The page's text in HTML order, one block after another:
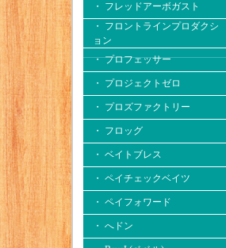
・ フレッドアーボガスト
・ フロントラインプロダクシ
ョン
・ プロフェッサー
・ プロジェクトゼロ
・ プロズファクトリー
・ フロッグ
・ ベイトブレス
・ ペイチェックベイツ
・ ペイフォワード
・ へドン